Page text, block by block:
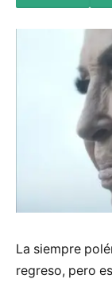
La siempre
regreso, pero